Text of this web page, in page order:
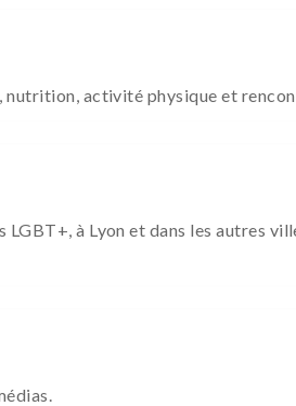
nutrition, activité physique et
à Lyon et dans les autres